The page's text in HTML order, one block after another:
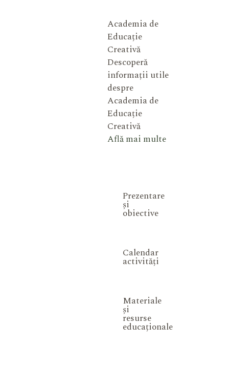
Academia de
Educație
Creativă
Descoperă
informații utile
despre
Academia de
Educație
Creativă
Află mai multe
Prezentare
și
obiective
Calendar
activități
Materiale
și
resurse
educaționale